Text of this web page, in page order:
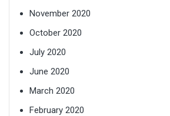
November 2020
October 2020
July 2020
June 2020
March 2020
February 2020